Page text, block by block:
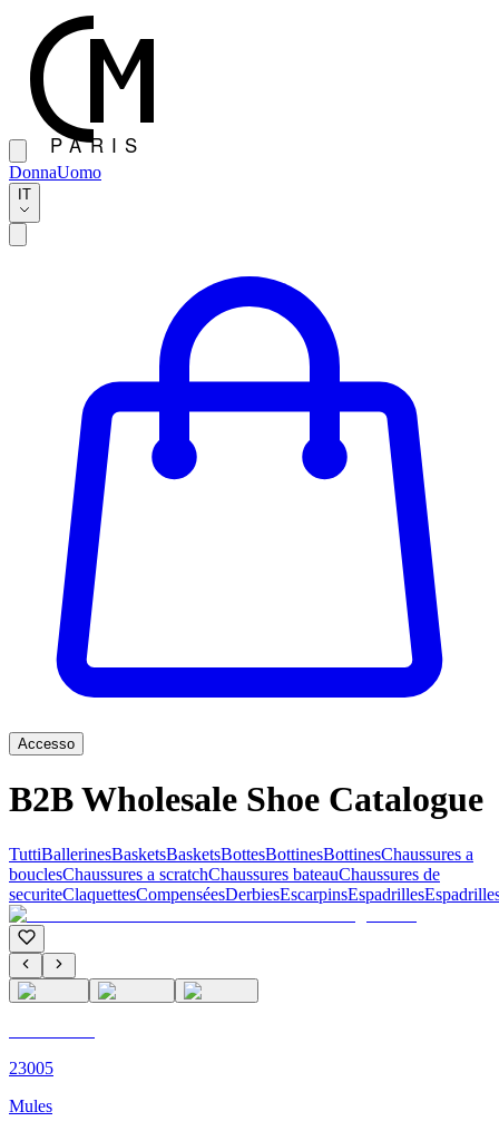
DonnaUomo
IT
Accesso
B2B Wholesale Shoe Catalogue
TuttiBallerinesBasketsBasketsBottesBottinesBottinesChaussures a
bouclesChaussures a scratchChaussures bateauChaussures de
securiteClaquettesCompenséesDerbiesEscarpinsEspadrilles
23005
Mules